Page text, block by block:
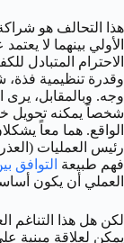
هذا التحالف هو
الأولي بينهما لا
الاحترام المتبادل
وقدرة تنظيمية فذة،
وجه. وبالمقابل،
شخصاً يمكنه تحويل
الواقع. هما معاً
رئيس العمليات
فهم طبيعة التوافق
العملي أن يكون
لكن هل هذا التناغم
يمكن لعلاقة مبنية